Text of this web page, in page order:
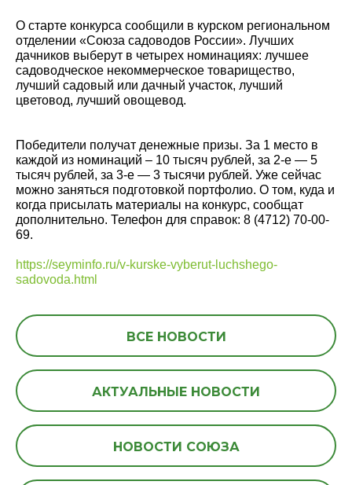
О старте конкурса сообщили в курском региональном
отделении «Союза садоводов России». Лучших
дачников выберут в четырех номинациях: лучшее
садоводческое некоммерческое товарищество,
лучший садовый или дачный участок, лучший
цветовод, лучший овощевод.
Победители получат денежные призы. За 1 место в
каждой из номинаций – 10 тысяч рублей, за 2-е — 5
тысяч рублей, за 3-е — 3 тысячи рублей. Уже сейчас
можно заняться подготовкой портфолио. О том, куда и
когда присылать материалы на конкурс, сообщат
дополнительно. Телефон для справок: 8 (4712) 70-00-
69.
https://seyminfo.ru/v-kurske-vyberut-luchshego-
sadovoda.html
ВСЕ НОВОСТИ
АКТУАЛЬНЫЕ НОВОСТИ
НОВОСТИ СОЮЗА